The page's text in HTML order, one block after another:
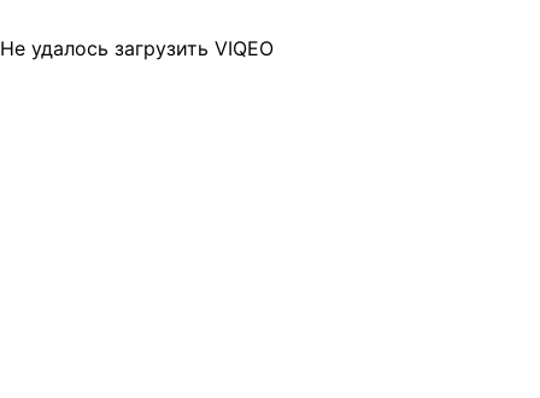
Не удалось загрузить VIQEO